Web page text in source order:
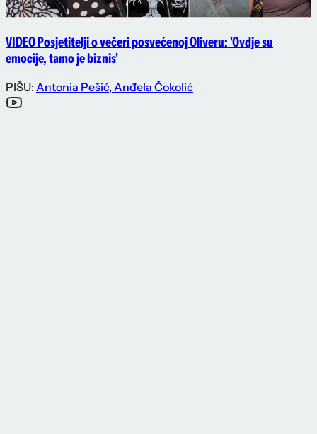
VIDEO Posjetitelji o večeri posvećenoj Oliveru: 'Ovdje su
emocije, tamo je biznis'
PIŠU: Antonia Pešić, Anđela Čokolić